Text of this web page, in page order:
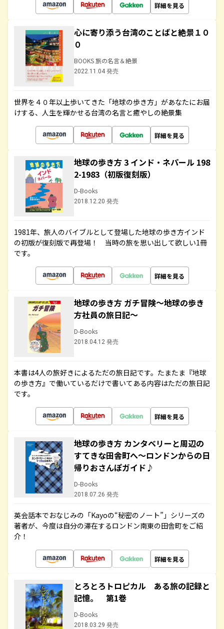
詳細を見る
心に寄り添う台湾のことばと絶景１０
０
BOOKS 旅の名言＆絶景
2022.11.04 発売
世界を４０年以上歩いてきた「地球の歩き方」があなたにお届
けする、人生を輝かせる台湾の名言と癒やしの絶景集
詳細を見る
地球の歩き方 3 インド・ネパール 198
2-1983（初版復刻版）
D-Books
2018.12.20 発売
1981年、旅人のバイブルとして登場した地球の歩き方インド
の初版が復刻版で再登場！ 当時の旅を思い出して欲しい1冊
です。
詳細を見る
地球の歩き方 ガチ冒険～地球の歩き
方社員の旅日記～
D-Books
2018.04.12 発売
本書は4人の旅好きによるただの旅日記です。たまたま『地球
の歩き方』で働いているだけで書いてある内容はただの旅日記
です。
詳細を見る
地球の歩き方 カンタベリーと周辺の
すてきな田舎町へ～ロンドンからの日
帰りおさんぽガイド♪
D-Books
2018.07.26 発売
英会話本でおなじみの「Kayoの“秘密のノート”」シリーズの
著者が、今度は自分の滞在するロンドン南東の田舎町をご紹
介！
詳細を見る
とろとろトロピカル ある旅の記録と
記憶。 第1巻
D-Books
2018.03.29 発売